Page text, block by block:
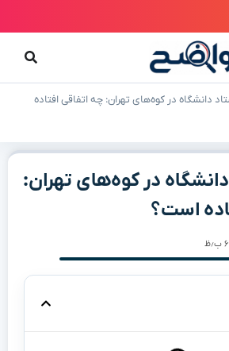
دانشگاه در کوه‌های تهران: چه اتفاقی افتاده
دانشگاه در کوه‌های تهران:
است؟